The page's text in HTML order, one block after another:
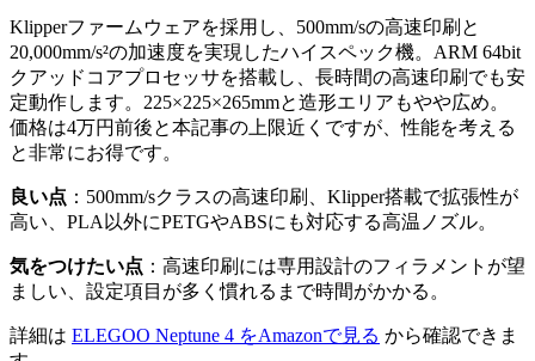
Klipperファームウェアを採用し、500mm/sの高速印刷と
20,000mm/s²の加速度を実現したハイスペック機。ARM 64bit
クアッドコアプロセッサを搭載し、長時間の高速印刷でも安
定動作します。225×225×265mmと造形エリアもやや広め。
価格は4万円前後と本記事の上限近くですが、性能を考える
と非常にお得です。
良い点 ：500mm/sクラスの高速印刷、Klipper搭載で拡張性が
高い、PLA以外にPETGやABSにも対応する高温ノズル。
気をつけたい点 ：高速印刷には専用設計のフィラメントが望
ましい、設定項目が多く慣れるまで時間がかかる。
詳細は ELEGOO Neptune 4 をAmazonで見る から確認できま